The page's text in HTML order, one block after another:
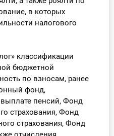
в которых
налогового
классификации
бюджетной
по взносам, ранее
фонд,
пенсий, Фонд
страхования, Фонд
страхования, Фонд